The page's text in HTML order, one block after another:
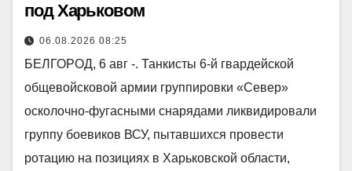
под Харьковом
06.08.2026 08:25
БЕЛГОРОД, 6 авг -. Танкисты 6-й гвардейской
общевойсковой армии группировки «Север»
осколочно-фугасными снарядами ликвидировали
группу боевиков ВСУ, пытавшихся провести
ротацию на позициях в Харьковской области,